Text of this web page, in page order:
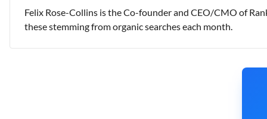
Felix Rose-Collins is the Co-founder and CEO/CMO of
these stemming from organic searches each month.